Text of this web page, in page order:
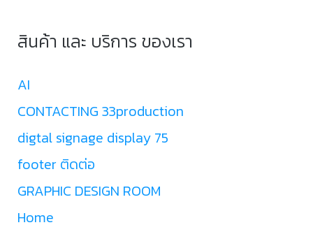
สินค้า และ บริการ ของเรา
AI
CONTACTING 33production
digtal signage display 75
footer ติดต่อ
GRAPHIC DESIGN ROOM
Home